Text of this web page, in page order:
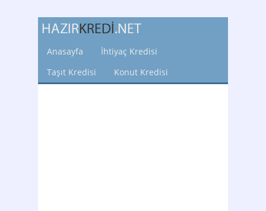
Anasayfa
İhtiyaç Kredisi
Taşıt Kredisi
Konut Kredisi